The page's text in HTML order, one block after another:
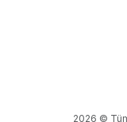
2026 ©